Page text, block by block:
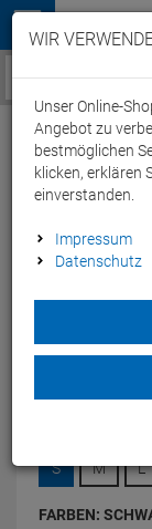
Menü
Jako T-
Das Jako T-
Komfort und
S
M L
FARBEN:
WIR
Unser Online-
Angebot zu
bestmöglichen
klicken, erklären
einverstanden.
Impressum
Datenschutz